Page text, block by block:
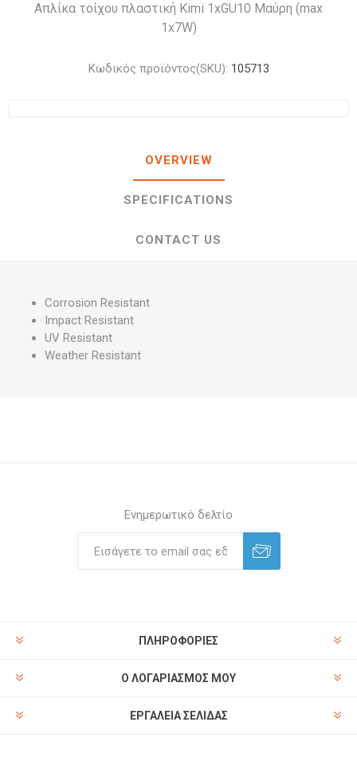
Απλίκα τοίχου πλαστική Kimi 1xGU10 Μαύρη (max
1x7W)
Κωδικός προϊόντος(SKU): 105713
OVERVIEW
SPECIFICATIONS
CONTACT US
Corrosion Resistant
Impact Resistant
UV Resistant
Weather Resistant
Ενημερωτικό δελτίο
ΠΛΗΡΟΦΟΡΊΕΣ
Ο ΛΟΓΑΡΙΑΣΜΌΣ ΜΟΥ
ΕΡΓΑΛΕΊΑ ΣΕΛΊΔΑΣ